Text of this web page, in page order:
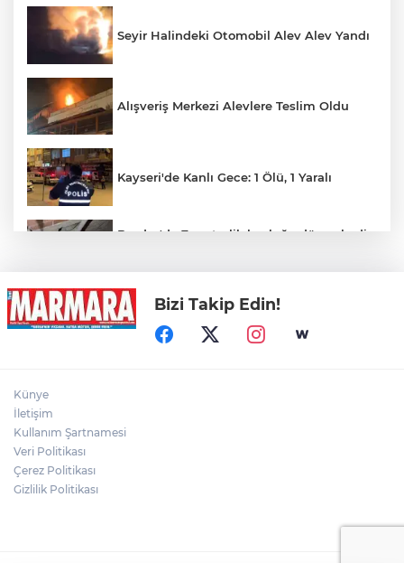
Seyir Halindeki Otomobil Alev Alev Yandı
Alışveriş Merkezi Alevlere Teslim Oldu
Kayseri'de Kanlı Gece: 1 Ölü, 1 Yaralı
Burdur'da 7 metrelik boşluğa düşen kedi,
Otomobil Yol Kenarına Devrildi: 1 Yaralı
Bizi Takip Edin!
Künye
İletişim
Kullanım Şartnamesi
Veri Politikası
Çerez Politikası
Gizlilik Politikası